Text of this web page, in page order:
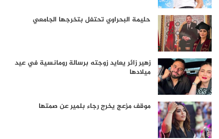
حليمة البحراوي تحتفل بتخرجها الجامعي
زهير زائر يعايد زوجته برسالة رومانسية في عيد
ميلادها
موقف مزعج يخرج رجاء بلمير عن صمتها